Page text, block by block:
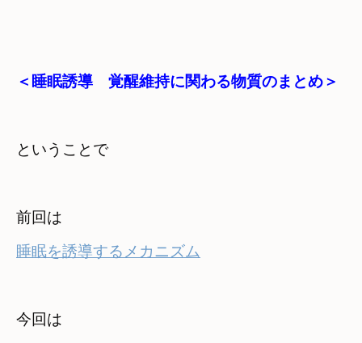
＜睡眠誘導　覚醒維持に関わる物質のまとめ＞
ということで
睡眠を誘導するメカニズム
今回は